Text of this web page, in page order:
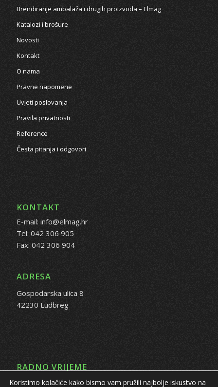
Brendiranje ambalaža i drugih proizvoda – Elmag
Katalozi i brošure
Novosti
Kontakt
O nama
Pravne napomene
Uvjeti poslovanja
Pravila privatnosti
Reference
Česta pitanja i odgovori
KONTAKT
E-mail: info@elmag.hr
Tel: 042 306 905
Fax: 042 306 904
ADRESA
Gospodarska ulica 8
42230 Ludbreg
RADNO VRIJEME
PON - PET: 08:00 - 16:00 sati
Koristimo kolačiće kako bismo vam pružili najbolje iskustvo na